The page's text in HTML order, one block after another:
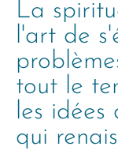
La
l'art de
tout le
les idées
qui